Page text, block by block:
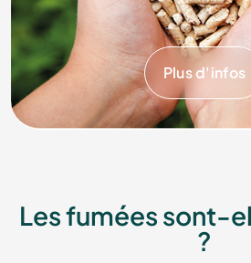
Plus d'infos
Les fumées sont-
?